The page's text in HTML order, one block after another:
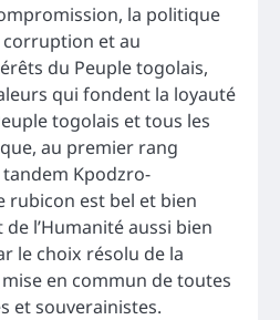
la politique
corruption et au
du Peuple togolais,
qui fondent la loyauté
togolais et tous les
au premier rang
Kpodzro-
rubicon est bel et bien
l’Humanité aussi bien
le choix résolu de la
en commun de toutes
et souverainistes.